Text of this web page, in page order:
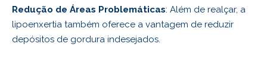
Redução de Áreas Problemáticas: Além de realçar, a
lipoenxertia também oferece a vantagem de reduzir
depósitos de gordura indesejados.